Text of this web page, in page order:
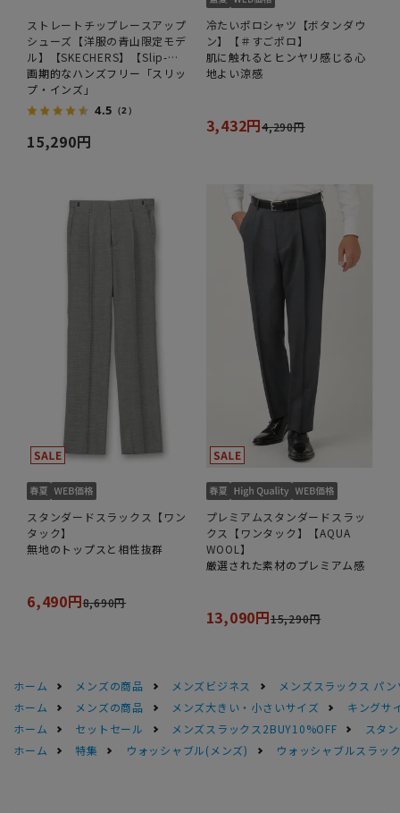
ストレートチップレースアップ
シューズ【洋服の青山限定モデ
ル】【SKECHERS】【Slip-
ins】
画期的なハンズフリー「スリッ
プ・インズ」
4.5 （2）
15,290円
冷たいポロシャツ【ボタンダウ
ン】【＃すごポロ】
肌に触れるとヒンヤリ感じる心
地よい涼感
3,432円4,290円
スタンダードスラックス【ワン
タック】
無地のトップスと相性抜群
6,490円8,690円
プレミアムスタンダードスラッ
クス【ワンタック】【AQUA
WOOL】
厳選された素材のプレミアム感
13,090円15,290円
ホーム メンズの商品 メンズビジネス
メンズスラックス パン
ホーム
メンズの商品 メンズ大きい・小さいサイズ
キングサ
ホーム
セットセール メンズスラックス2BUY10%OFF
スタ
ホーム
特集 ウォッシャブル(メンズ) ウォッシャブルスラッ